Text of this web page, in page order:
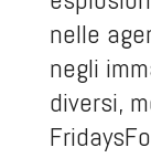
nelle
negli
diversi,